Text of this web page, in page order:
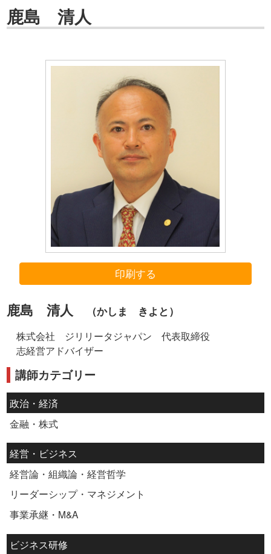
鹿島 清人
印刷する
鹿島 清人 （かしま きよと）
株式会社 ジリリータジャパン 代表取締役
志経営アドバイザー
講師カテゴリー
政治・経済
金融・株式
経営・ビジネス
経営論・組織論・経営哲学
リーダーシップ・マネジメント
事業承継・M&A
ビジネス研修